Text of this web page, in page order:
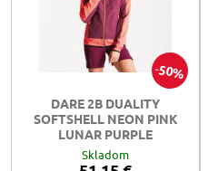
50%
DARE 2B DUALITY
SOFTSHELL NEON PINK
LUNAR PURPLE
Skladom